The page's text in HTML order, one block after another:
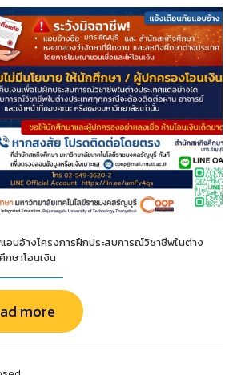
อบอ้างโครงการฝึกประสบการณ์วิชาชีพในต่าง
กษาโอนเงิน
more